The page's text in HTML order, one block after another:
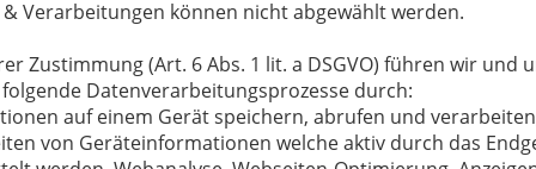
& Verarbeitungen können nicht abgewählt werden.
Zustimmung (Art. 6 Abs. 1 lit. a DSGVO) führen wir und
Datenverarbeitungsprozesse durch:
auf einem Gerät speichern, abrufen und
von Geräteinformationen welche aktiv durch das
bewahren, verwenden wir an dieser Stelle zur
Ihre Nachricht wird nach dem Absenden
Reisen - St. Leonhard weitergeleitet.